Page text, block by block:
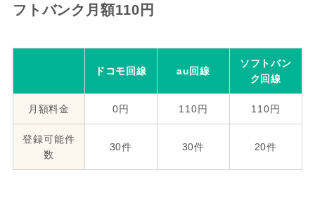
フトバンク月額110円
ドコモ回線 au回線
ソフトバン
ク回線
月額料金 0円 110円 110円
登録可能件
数
30件 30件 20件